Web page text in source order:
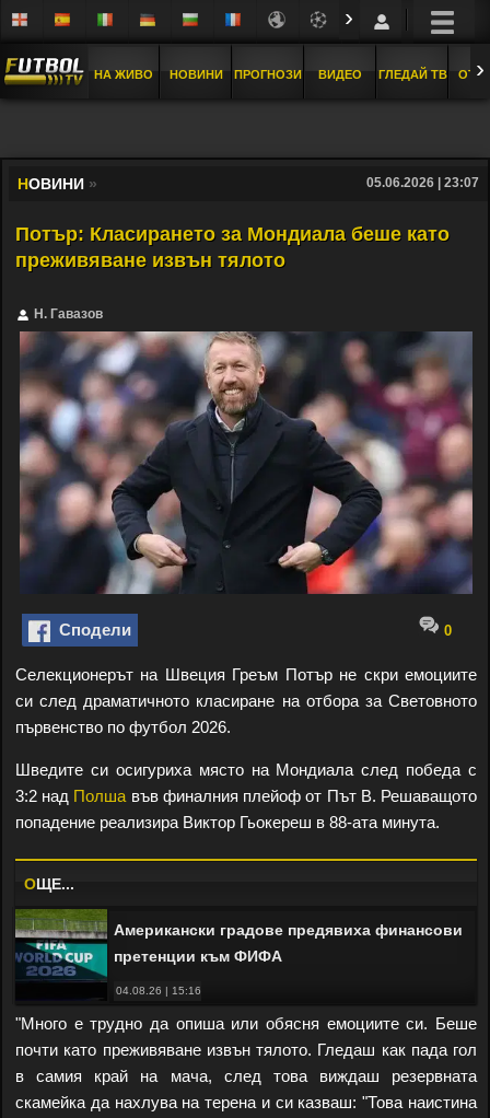
›
НА ЖИВО НОВИНИ ПРОГНОЗИ ВИДЕО ГЛЕДАЙ ТВ ›
НОВИНИ » 05.06.2026 | 23:07
Потър: Класирането за Мондиала беше като
преживяване извън тялото
Н. Гавазов
Сподели 0
Селекционерът на Швеция Греъм Потър не скри емоциите
си след драматичното класиране на отбора за Световното
първенство по футбол 2026.
Шведите си осигуриха място на Мондиала след победа с
3:2 над Полша във финалния плейоф от Път B. Решаващото
попадение реализира Виктор Гьокереш в 88-ата минута.
OЩЕ...
04.08.26 | 15:16
Американски градове предявиха финансови
претенции към ФИФА
"Много е трудно да опиша или обясня емоциите си. Беше
почти като преживяване извън тялото. Гледаш как пада гол
в самия край на мача, след това виждаш резервната
скамейка да нахлува на терена и си казваш: "Това наистина